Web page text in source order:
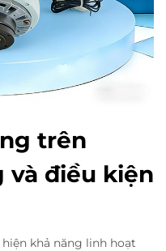
trên
và điều kiện
khả năng linh hoạt